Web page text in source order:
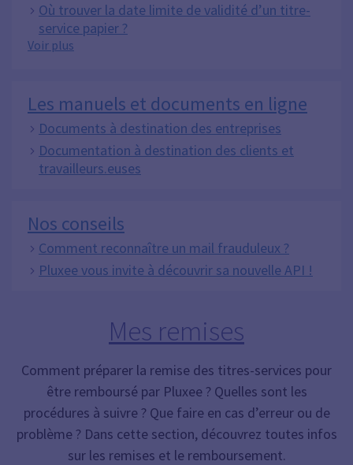
Où trouver la date limite de validité d’un titre-
service papier ?
Voir plus
Les manuels et documents en ligne
Documents à destination des entreprises
Documentation à destination des clients et
travailleurs.euses
Nos conseils
Comment reconnaître un mail frauduleux ?
Pluxee vous invite à découvrir sa nouvelle API !
Mes remises
Comment préparer la remise des titres-services pour
être remboursé par Pluxee ? Quelles sont les
procédures à suivre ? Que faire en cas d’erreur ou de
problème ? Dans cette section, découvrez toutes infos
sur les remises et le remboursement.